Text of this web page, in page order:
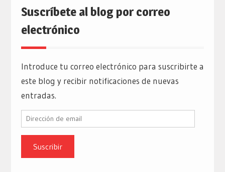
Suscríbete al blog por correo
electrónico
Introduce tu correo electrónico para suscribirte a
este blog y recibir notificaciones de nuevas
entradas.
Dirección
email